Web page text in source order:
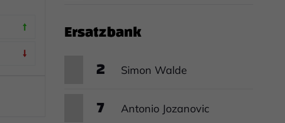
Ersatzbank
2
Simon Walde
7 Antonio Jozanovic